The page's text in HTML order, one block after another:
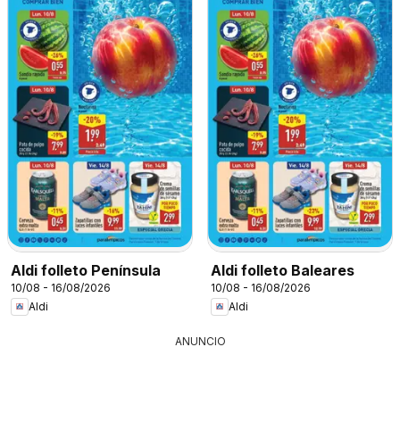
Aldi folleto Península
10/08 - 16/08/2026
Aldi
Aldi folleto Baleares
10/08 - 16/08/2026
Aldi
ANUNCIO